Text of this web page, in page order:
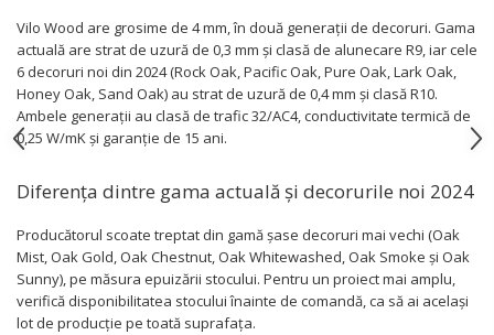
Vilo Wood are grosime de 4 mm, în două generații de decoruri. Gama
actuală are strat de uzură de 0,3 mm și clasă de alunecare R9, iar cele
6 decoruri noi din 2024 (Rock Oak, Pacific Oak, Pure Oak, Lark Oak,
Honey Oak, Sand Oak) au strat de uzură de 0,4 mm și clasă R10.
Ambele generații au clasă de trafic 32/AC4, conductivitate termică de
0,25 W/mK și garanție de 15 ani.
Diferența dintre gama actuală și decorurile noi 2024
Producătorul scoate treptat din gamă șase decoruri mai vechi (Oak
Mist, Oak Gold, Oak Chestnut, Oak Whitewashed, Oak Smoke și Oak
Sunny), pe măsura epuizării stocului. Pentru un proiect mai amplu,
verifică disponibilitatea stocului înainte de comandă, ca să ai același
lot de producție pe toată suprafața.